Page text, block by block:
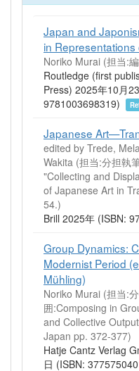
Japan and
in
Noriko Murai (担当:
Routledge (first
Press) 2025年10月
9781003698319)
Japanese
edited by Trede,
Wakita (担当:分担執
"Collecting and
of Japanese Art in
54.)
Brill 2025年 (ISBN:
Group Dynamics:
Modernist Period
Mühling)
Noriko Murai (担当:
囲:Composing in
and Collective
Japan pp. 372-377)
Hatje Cantz Verlag
日 (ISBN: